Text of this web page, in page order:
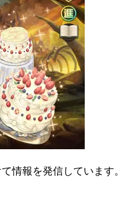
情報を発信しています。